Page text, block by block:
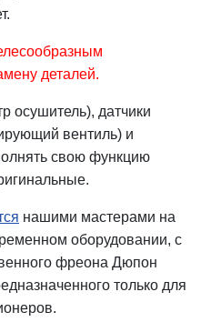
деталей.
осушитель), датчики
вентиль) и
свою функцию
нашими мастерами на
оборудовании, с
фреона Дюпон
только для